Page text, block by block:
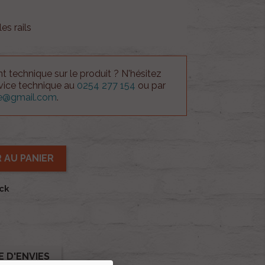
rails
technique sur le produit ? N'hésitez
technique au 0254 277 154 ou par
.
AU PANIER
D'ENVIES